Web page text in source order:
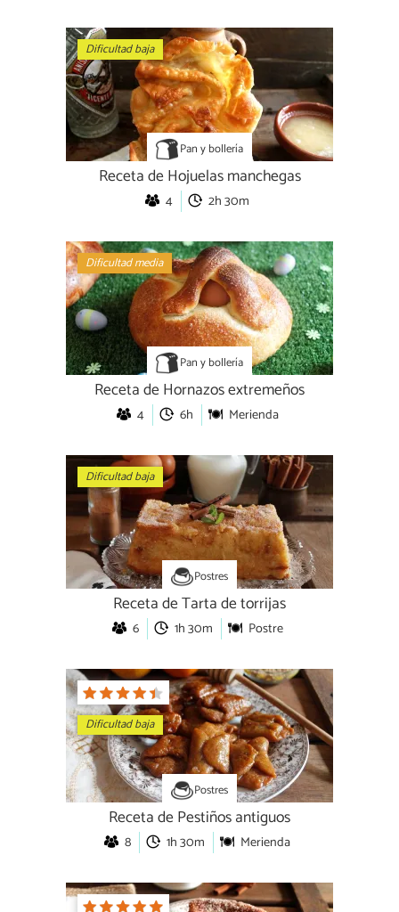
Dificultad baja
Pan y bollería
Receta de Hojuelas manchegas
4 2h 30m
Dificultad media
Pan y bollería
Receta de Hornazos extremeños
4 6h Merienda
Dificultad baja
Postres
Receta de Tarta de torrijas
6 1h 30m Postre
Dificultad baja
Postres
Receta de Pestiños antiguos
8 1h 30m Merienda